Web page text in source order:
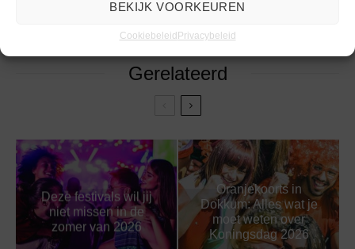
BEKIJK VOORKEUREN
Cookiebeleid Privacybeleid
Gerelateerd
Deze festivals wil jij
niet missen in de
zomer van 2026
Oranjekoorts in
Dokkum: Alles wat je
moet weten over
Koningsdag 2026